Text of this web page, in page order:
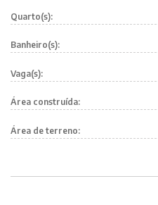
Quarto(s):
Banheiro(s):
Vaga(s):
Área construída:
Área de terreno: